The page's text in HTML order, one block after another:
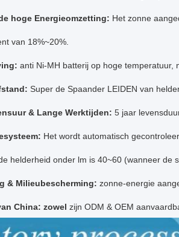
hoge Energieomzetting: Het zonne
van 18%~20%.
anti Ni-MH batterij op hoge temperatuur,
Super de Spaander LEIDEN van
& Lange Werktijden: 5 jaar
Het wordt automatisch
helderheid onder lm is 40~60 (wanneer de
& Milieubescherming: zonne-energie
China: zowel zijn ODM & OEM